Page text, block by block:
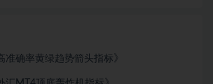
准确率黄绿趋势箭头指标 》